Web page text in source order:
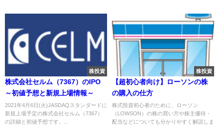
株投資
株式会社セルム（7367）のIPO
～初値予想と新規上場情報～
2021年4月6日(火)JASDAQスタンダードに
新規上場予定の株式会社セルム（7367）
の詳細と初値予想です。...
株投資
【超初心者向け】ローソンの株
の購入の仕方
株式投資初心者のために、ローソン
（LOWSON）の株の買い方や株主優待・
配当などについても分かりやすく解説しま